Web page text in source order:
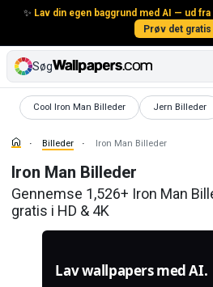
✨ Lav din egen baggrund med AI — ud
Prøv det
Søg
Cool Iron Man Billeder Jern Billeder
Billeder Iron Man Billeder
Iron Man Billeder
Gennemse 1,526+ Iron Man
gratis i HD & 4K
Lav wallpapers med AI.